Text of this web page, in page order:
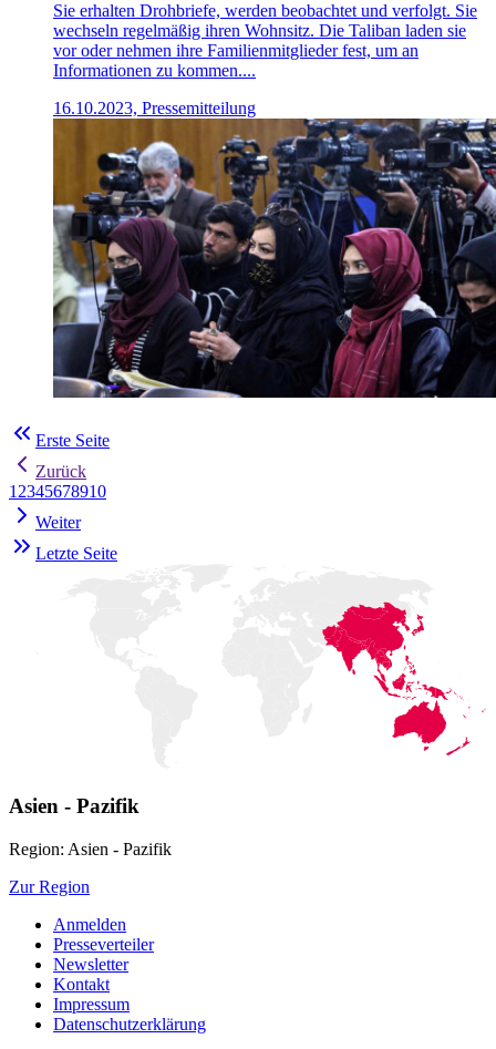
Sie erhalten Drohbriefe, werden beobachtet und verfolgt. Sie
wechseln regelmäßig ihren Wohnsitz. Die Taliban laden sie
vor oder nehmen ihre Familienmitglieder fest, um an
Informationen zu kommen....
16.10.2023, Pressemitteilung
Erste Seite
Zurück
1 2345678910
Weiter
Letzte Seite
Asien - Pazifik
Region: Asien - Pazifik
Zur Region
Anmelden
Presseverteiler
Newsletter
Kontakt
Impressum
Datenschutzerklärung